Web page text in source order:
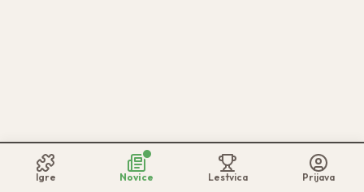
Igre Novice Lestvica Prijava